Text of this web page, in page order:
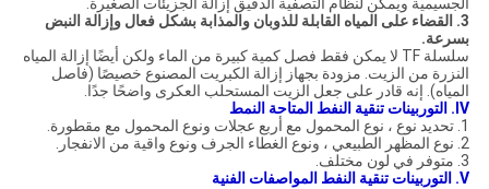
الجسيمية ويمكن لنظام التصفية الدقيق إزالة الجزيئات الصغيرة.
3.
القضاء على المياه القابلة للذوبان والمذابة بشكل فعال وإزالة النبض
بسرعة.
سلسلة TF لا يمكن فقط فصل كمية كبيرة من الماء ولكن أيضًا إزالة المياه
النزرة من الزيت. مزودة بجهاز إزالة الكبريت المصنوع خصيصًا (فاصل
المياه). إنه قادر على جعل الزيت المستحلب العكرى واضحًا جدًا.
IV.
التوربينات تنقية النفط المتاحة النمط
1. تحديد نوع ، نوع المحمول مع أربع عجلات ونوع المحمول مع مقطورة.
2. نوع المظهر الطبيعي ، ونوع الغطاء الجرف ونوع واقية من الانفجار.
3. متوفر في لون مختلف.
V. التوربينات تنقية النفط المواصفات الفنية